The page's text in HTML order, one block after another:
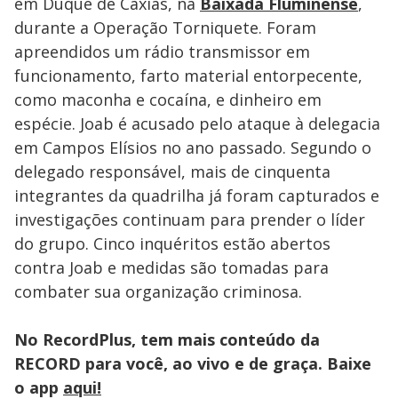
durante a Operação Torniquete. Foram
apreendidos um rádio transmissor em
funcionamento, farto material entorpecente,
como maconha e cocaína, e dinheiro em
espécie. Joab é acusado pelo ataque à delegacia
em Campos Elísios no ano passado. Segundo o
delegado responsável, mais de cinquenta
integrantes da quadrilha já foram capturados e
investigações continuam para prender o líder
do grupo. Cinco inquéritos estão abertos
contra Joab e medidas são tomadas para
combater sua organização criminosa.
No RecordPlus, tem mais conteúdo da
RECORD para você, ao vivo e de graça. Baixe
o app aqui!